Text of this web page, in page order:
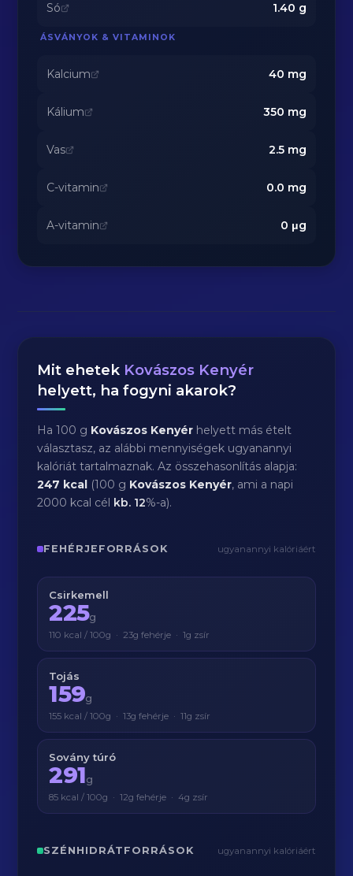
Só 1.40 g
ÁSVÁNYOK & VITAMINOK
Kalcium 40 mg
Kálium 350 mg
Vas 2.5mg
C-vitamin 0.0 mg
A-vitamin 0 μg
Mit ehetek Kovászos Kenyér
helyett, ha fogyni akarok?
Ha 100 g Kovászos Kenyér helyett más ételt
választasz, az alábbi mennyiségek ugyanannyi
kalóriát tartalmaznak. Az összehasonlítás alapja:
247 kcal (100 g Kovászos Kenyér, ami a napi
2000 kcal cél kb. 12%-a).
FEHÉRJEFORRÁSOK ugyanannyi kalóriáért
Csirkemell
225g
110 kcal / 100g · 23g fehérje · 1g zsír
Tojás
159g
155 kcal / 100g · 13g fehérje · 11g zsír
Sovány túró
291g
85 kcal / 100g · 12g fehérje · 4g zsír
SZÉNHIDRÁTFORRÁSOK ugyanannyi kalóriáért